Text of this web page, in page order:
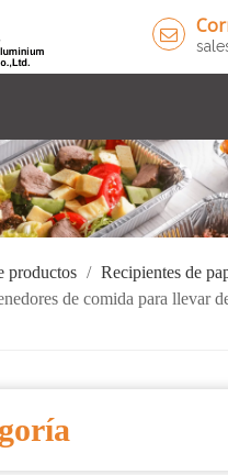
productos / Recipientes de
de comida para llevar